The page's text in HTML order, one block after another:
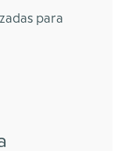
para